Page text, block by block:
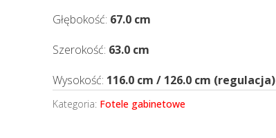
Głębokość: 67.0 cm
Szerokość: 63.0 cm
Wysokość: 116.0 cm / 126.0 cm (regulacja)
Kategoria: Fotele gabinetowe